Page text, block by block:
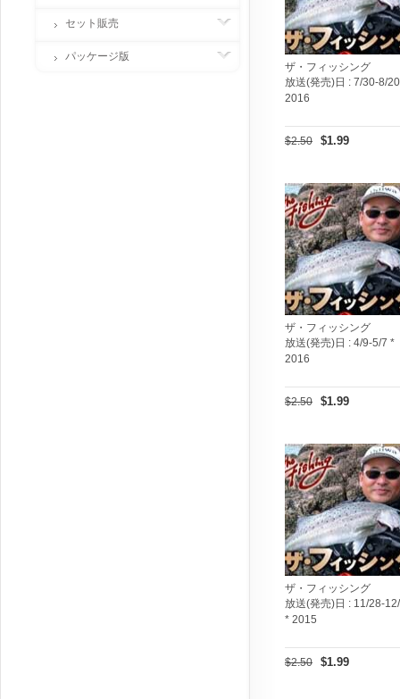
ザ・フィッシング
放送(発売)日 : 7/30-8/
2016
$2.50 $1.99
ザ・フィッシング
放送(発売)日 : 4/9-5/7 *
2016
$2.50 $1.99
ザ・フィッシング
放送(発売)日 : 11/28-
* 2015
$2.50 $1.99
セット販売
パッケージ版